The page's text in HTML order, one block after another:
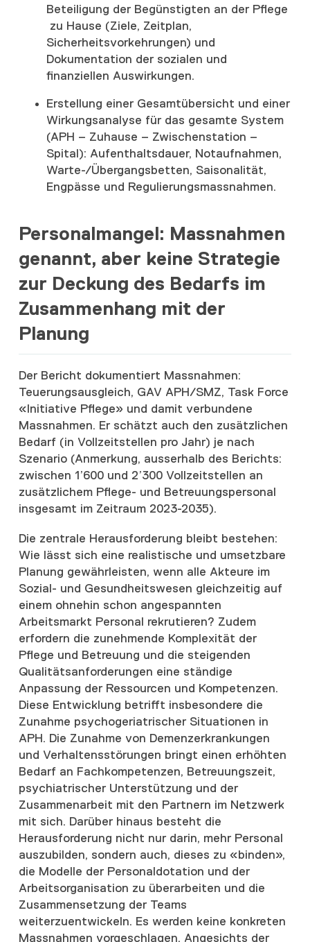
Beteiligung der Begünstigten an der Pflege
zu Hause (Ziele, Zeitplan,
Sicherheitsvorkehrungen) und
Dokumentation der sozialen und
finanziellen Auswirkungen.
Erstellung einer Gesamtübersicht und einer
Wirkungsanalyse für das gesamte System
(APH – Zuhause – Zwischenstation –
Spital): Aufenthaltsdauer, Notaufnahmen,
Warte-/Übergangsbetten, Saisonalität,
Engpässe und Regulierungsmassnahmen.
Personalmangel: Massnahmen
genannt, aber keine Strategie
zur Deckung des Bedarfs im
Zusammenhang mit der
Planung
Der Bericht dokumentiert Massnahmen:
Teuerungsausgleich, GAV APH/SMZ, Task Force
«Initiative Pflege» und damit verbundene
Massnahmen. Er schätzt auch den zusätzlichen
Bedarf (in Vollzeitstellen pro Jahr) je nach
Szenario (Anmerkung, ausserhalb des Berichts:
zwischen 1’600 und 2’300 Vollzeitstellen an
zusätzlichem Pflege- und Betreuungspersonal
insgesamt im Zeitraum 2023-2035).
Die zentrale Herausforderung bleibt bestehen:
Wie lässt sich eine realistische und umsetzbare
Planung gewährleisten, wenn alle Akteure im
Sozial- und Gesundheitswesen gleichzeitig auf
einem ohnehin schon angespannten
Arbeitsmarkt Personal rekrutieren? Zudem
erfordern die zunehmende Komplexität der
Pflege und Betreuung und die steigenden
Qualitätsanforderungen eine ständige
Anpassung der Ressourcen und Kompetenzen.
Diese Entwicklung betrifft insbesondere die
Zunahme psychogeriatrischer Situationen in
APH. Die Zunahme von Demenzerkrankungen
und Verhaltensstörungen bringt einen erhöhten
Bedarf an Fachkompetenzen, Betreuungszeit,
psychiatrischer Unterstützung und der
Zusammenarbeit mit den Partnern im Netzwerk
mit sich. Darüber hinaus besteht die
Herausforderung nicht nur darin, mehr Personal
auszubilden, sondern auch, dieses zu «binden»,
die Modelle der Personaldotation und der
Arbeitsorganisation zu überarbeiten und die
Zusammensetzung der Teams
weiterzuentwickeln. Es werden keine konkreten
Massnahmen vorgeschlagen. Angesichts der